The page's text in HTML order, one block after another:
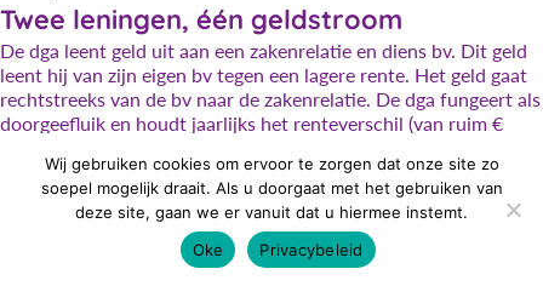
Twee leningen, één geldstroom
De dga leent geld uit aan een zakenrelatie en diens bv. Dit geld
leent hij van zijn eigen bv tegen een lagere rente. Het geld gaat
rechtstreeks van de bv naar de zakenrelatie. De dga fungeert als
doorgeefluik en houdt jaarlijks het renteverschil (van ruim €
De inspecteur prikt erdoorheen
De inspecteur constateert dat de twee leningen nagenoeg
identiek zijn. Dezelfde hoofdsom, hetzelfde moment van
aangaan, dezelfde afwezigheid van zekerheden en tussentijdse
Wij gebruiken cookies om ervoor te zorgen dat onze site zo
soepel mogelijk draait. Als u doorgaat met het gebruiken van
deze site, gaan we er vanuit dat u hiermee instemt.
Oke
Privacybeleid